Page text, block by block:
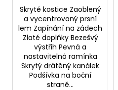
Skryté kostice Zaoblený
a vycentrovaný prsní
lem Zapínání na zádech
Zlaté doplňky Bezešvý
výstřih Pevná a
nastavitelná ramínka
Skrytý drátěný kanálek
Podšívka na boční
straně...